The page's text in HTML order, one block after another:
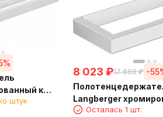
к
см 30001D
штук
8 023 ₽17 660 ₽ -
Langberger
стене одинарный
Осталась 1 шт.